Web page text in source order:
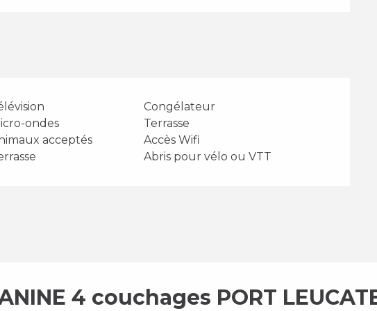
Congélateur
ondes
Terrasse
acceptés
Accès Wifi
Abris pour vélo ou VTT
4 couchages PORT